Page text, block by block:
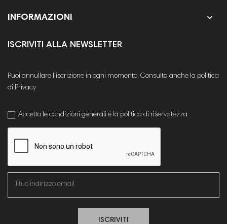
INFORMAZIONI 
ISCRIVITI ALLA NEWSLETTER
Puoi annullare l'iscrizione in ogni momento. Consulta anche la politica
di Privacy
Accetto le condizioni generali e la politica di riservatezza
ISCRIVITI